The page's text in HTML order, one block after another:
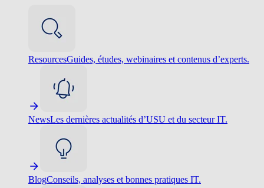
ResourcesGuides, études, webinaires et contenus d’experts.
NewsLes dernières actualités d’USU et du secteur IT.
BlogConseils, analyses et bonnes pratiques IT.